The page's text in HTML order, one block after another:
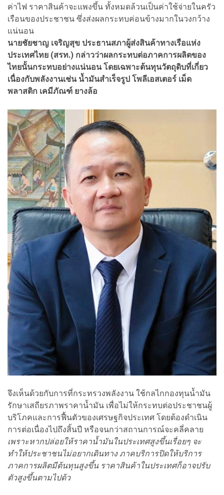
ค่าไฟ ราคาสินค้าจะแพงขึ้น ทั้งหมดล้วนเป็นค่าใช้จ่ายในครัว
เรือนของประชาชน ซึ่งส่งผลกระทบค่อนข้างมากในวงกว้าง
แน่นอน
นายชัยชาญ เจริญสุข ประธานสภาผู้ส่งสินค้าทางเรือแห่ง
ประเทศไทย (สรท.) กล่าวว่าผลกระทบต่อภาคการผลิตของ
ไทยนั้นกระทบอย่างแน่นอน โดยเฉพาะต้นทุนวัตถุดิบที่เกี่ยว
เนื่องกับพลังงานเช่น น้ำมันสำเร็จรูป โพลีเอสเตอร์ เม็ด
พลาสติก เคมีภัณฑ์ ยางล้อ
จึงเห็นด้วยกับการที่กระทรวงพลังงาน ใช้กลไกกองทุนน้ำมัน
รักษาเสถียรภาพราคาน้ำมัน เพื่อไม่ให้กระทบต่อประชาชนผู้
บริโภคและการฟื้นตัวของเศรษฐกิจประเทศ โดยต้องดำเนิน
การต่อเนื่องไปถึงสิ้นปี หรือจนกว่าสถานการณ์จะคลี่คลาย
เพราะหากปล่อยให้ราคาน้ำมันในประเทศสูงขึ้นเรื่อยๆ จะ
ทำให้ประชาชนไม่อยากเดินทาง ภาคบริการปิดให้บริการ
ภาคการผลิตมีต้นทุนสูงขึ้น ราคาสินค้าในประเทศก็อาจปรับ
ตัวสูงขึ้นตามไปด้ว